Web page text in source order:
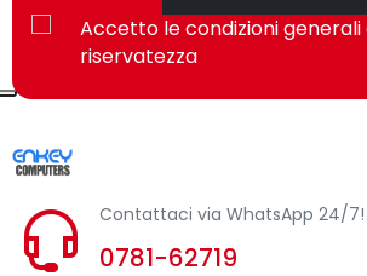
Accetto le condizioni generali
riservatezza
Contattaci via WhatsApp 24/7!
0781-62719